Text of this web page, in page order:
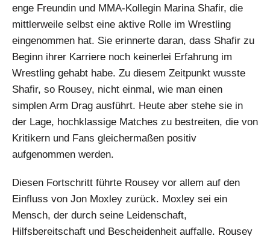
enge Freundin und MMA-Kollegin Marina Shafir, die
mittlerweile selbst eine aktive Rolle im Wrestling
eingenommen hat. Sie erinnerte daran, dass Shafir zu
Beginn ihrer Karriere noch keinerlei Erfahrung im
Wrestling gehabt habe. Zu diesem Zeitpunkt wusste
Shafir, so Rousey, nicht einmal, wie man einen
simplen Arm Drag ausführt. Heute aber stehe sie in
der Lage, hochklassige Matches zu bestreiten, die von
Kritikern und Fans gleichermaßen positiv
aufgenommen werden.
Diesen Fortschritt führte Rousey vor allem auf den
Einfluss von Jon Moxley zurück. Moxley sei ein
Mensch, der durch seine Leidenschaft,
Hilfsbereitschaft und Bescheidenheit auffalle. Rousey